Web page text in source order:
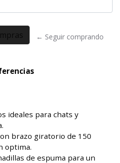
← Seguir comprando
ideales para chats y
brazo giratorio de 150
optima.
de espuma para un